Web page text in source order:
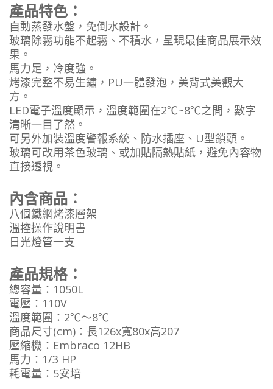
產品特色：
自動蒸發水盤，免倒水設計。
玻璃除霧功能不起霧、不積水，呈現最佳商品展示效
果。
馬力足，冷度強。
烤漆完整不易生鏽，PU一體發泡，美背式美觀大
方。
LED電子溫度顯示，溫度範圍在2℃~8℃之間，數字
清晰一目了然。
可另外加裝溫度警報系統、防水插座、U型鎖頭。
玻璃可改用茶色玻璃、或加貼隔熱貼紙，避免內容物
直接透視。
內含商品：
八個鐵網烤漆層架
溫控操作說明書
日光燈管一支
產品規格：
總容量：1050L
電壓：110V
溫度範圍：2℃～8℃
商品尺寸(cm)：長126x寬80x高207
壓縮機：Embraco 12HB
馬力：1/3 HP
耗電量：5安培